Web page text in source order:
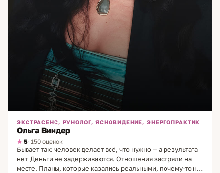
ЭКСТРАСЕНС, РУНОЛОГ, ЯСНОВИДЕНИЕ, ЭНЕРГОПРАКТИК
Ольга Виндер
5· 150 оценок
Бывает так: человек делает всё, что нужно — а результата
нет. Деньги не задерживаются. Отношения застряли на
месте. Планы, которые казались реальными, почему-то не